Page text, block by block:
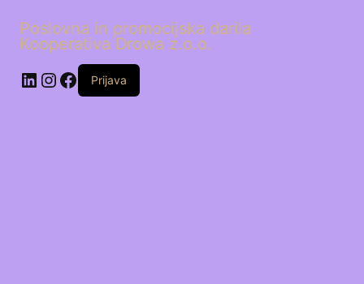
Poslovna in promocijska darila
Kooperativa Drowa z.o.o.
LinkedIn
Instagram
Facebook
Prijava